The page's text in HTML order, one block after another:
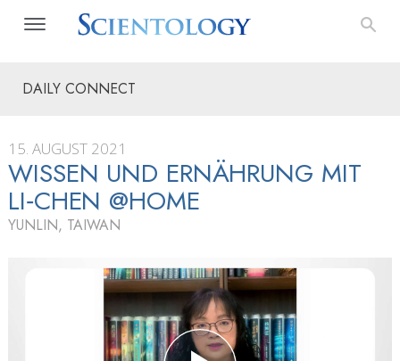
DAILY CONNECT
15. AUGUST 2021
WISSEN UND ERNÄHRUNG MIT
LI‑CHEN @HOME
YUNLIN, TAIWAN